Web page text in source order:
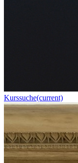
Kurssuche(current)